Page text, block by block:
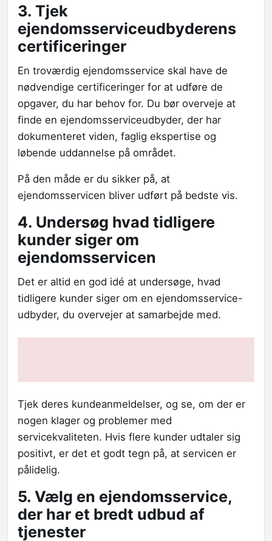
3. Tjek
ejendomsserviceudbyderens
certificeringer
En troværdig ejendomsservice skal have de
nødvendige certificeringer for at udføre de
opgaver, du har behov for. Du bør overveje at
finde en ejendomsserviceudbyder, der har
dokumenteret viden, faglig ekspertise og
løbende uddannelse på området.
På den måde er du sikker på, at
ejendomsservicen bliver udført på bedste vis.
4. Undersøg hvad tidligere
kunder siger om
ejendomsservicen
Det er altid en god idé at undersøge, hvad
tidligere kunder siger om en ejendomsservice-
udbyder, du overvejer at samarbejde med.
Tjek deres kundeanmeldelser, og se, om der er
nogen klager og problemer med
servicekvaliteten. Hvis flere kunder udtaler sig
positivt, er det et godt tegn på, at servicen er
pålidelig.
5. Vælg en ejendomsservice,
der har et bredt udbud af
tjenester